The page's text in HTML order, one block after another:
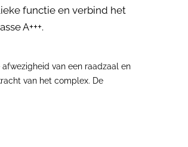
functie en verbind het
A+++.
van een raadzaal en
van het complex. De